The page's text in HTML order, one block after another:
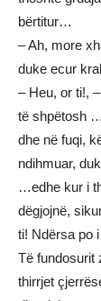
bërtitur…
– Ah, more
duke ecur
– Heu, or ti!,
të shpëtosh
dhe në fuqi,
ndihmuar,
…edhe kur i
dëgjojnë,
ti! Ndërsa po
Të fundosurit
thirrjet